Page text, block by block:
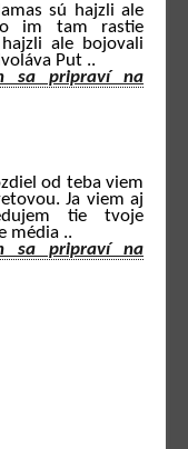
sú hajzli ale
im tam rastie
ale bojovali
Put ..
sa pripraví na
od teba viem
Ja viem aj
tie tvoje
média ..
sa pripraví na